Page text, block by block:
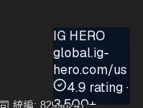
統編: 82998241